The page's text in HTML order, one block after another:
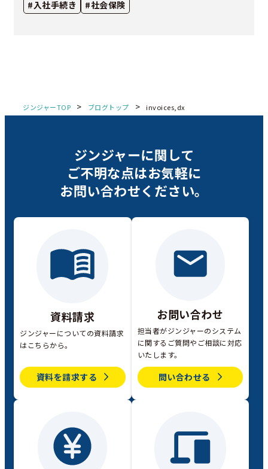
#入社手続き
#社会保険
ジンジャーTOP > ブログトップ > invoices,dx
ジンジャーに関して
ご不明な点はお気軽に
お問い合わせください。
資料請求
ジンジャーについての資料請求
はこちらから。
資料を請求する
お問い合わせ
担当者がジンジャーのシステム
に関するご質問やご相談に対応
いたします。
問い合わせる